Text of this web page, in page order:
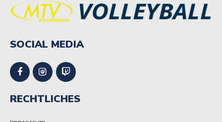
SOCIAL MEDIA
RECHTLICHES